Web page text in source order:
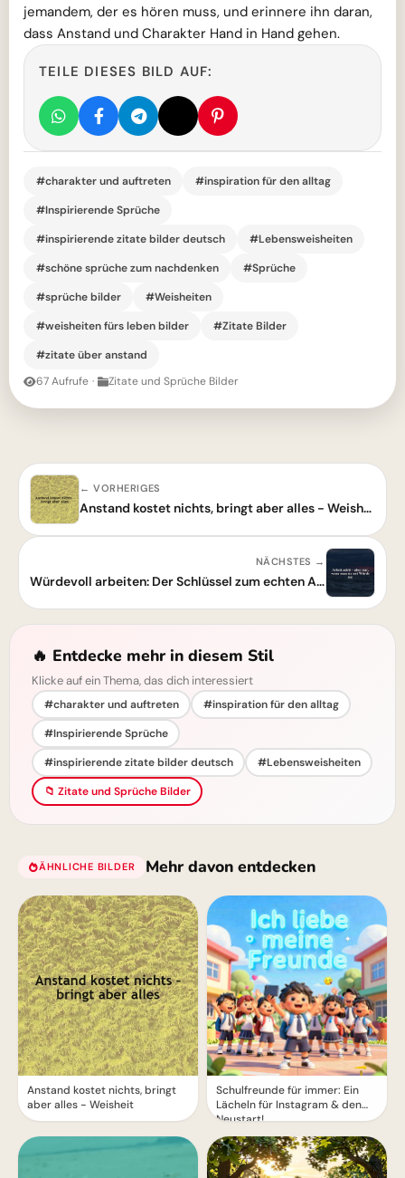
jemandem, der es hören muss, und erinnere ihn daran,
dass Anstand und Charakter Hand in Hand gehen.
TEILE DIESES BILD AUF:
#charakter und auftreten
#inspiration für den alltag
#Inspirierende Sprüche
#inspirierende zitate bilder deutsch
#Lebensweisheiten
#schöne sprüche zum nachdenken
#Sprüche
#sprüche bilder
#Weisheiten
#weisheiten fürs leben bilder
#Zitate Bilder
#zitate über anstand
67 Aufrufe · Zitate und Sprüche Bilder
← VORHERIGES
Anstand kostet nichts, bringt aber alles - Weisheit
NÄCHSTES →
Würdevoll arbeiten: Der Schlüssel zum echten Adel
🔥 Entdecke mehr in diesem Stil
Klicke auf ein Thema, das dich interessiert
#charakter und auftreten
#inspiration für den alltag
#Inspirierende Sprüche
#inspirierende zitate bilder deutsch
#Lebensweisheiten
📁 Zitate und Sprüche Bilder
ÄHNLICHE BILDER Mehr davon entdecken
Anstand kostet nichts, bringt
aber alles - Weisheit
Schulfreunde für immer: Ein
Lächeln für Instagram & den
Neustart!